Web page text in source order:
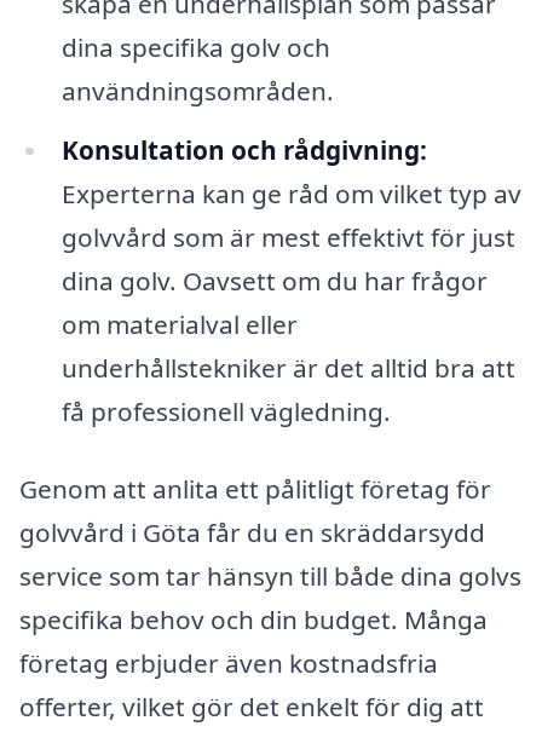
dina specifika golv och
användningsområden.
Konsultation och rådgivning:
Experterna kan ge råd om vilket typ av
golvvård som är mest effektivt för just
dina golv. Oavsett om du har frågor
om materialval eller
underhållstekniker är det alltid bra att
få professionell vägledning.
Genom att anlita ett pålitligt företag för
golvvård i Göta får du en skräddarsydd
service som tar hänsyn till både dina golvs
specifika behov och din budget. Många
företag erbjuder även kostnadsfria
offerter, vilket gör det enkelt för dig att